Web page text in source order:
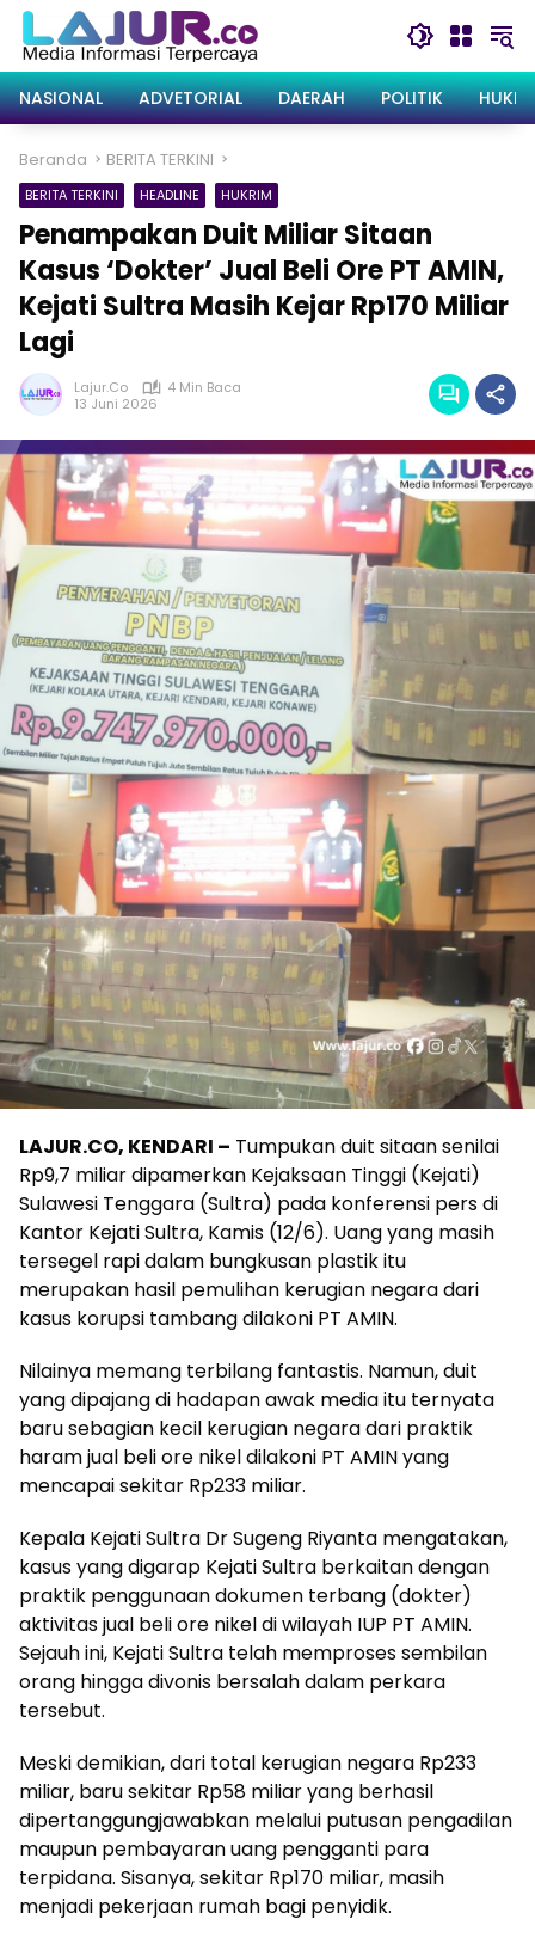
Langsung
konten
NASIONAL
ADVETORIAL DAERAH POLITIK
Beranda BERITA TERKINI
BERITA TERKINI HEADLINE HUKRIM
Penampakan Duit Miliar Sitaan
Kasus ‘Dokter’ Jual Beli Ore PT AMIN,
Kejati Sultra Masih Kejar Rp170 Miliar
Lagi
Lajur.co
4 Min Baca
13 Juni 2026
LAJUR.CO, KENDARI – Tumpukan duit sitaan senilai
Rp9,7 miliar dipamerkan Kejaksaan Tinggi (Kejati)
Sulawesi Tenggara (Sultra) pada konferensi pers di
Kantor Kejati Sultra, Kamis (12/6). Uang yang masih
tersegel rapi dalam bungkusan plastik itu
merupakan hasil pemulihan kerugian negara dari
kasus korupsi tambang dilakoni PT AMIN.
Nilainya memang terbilang fantastis. Namun, duit
yang dipajang di hadapan awak media itu ternyata
baru sebagian kecil kerugian negara dari praktik
haram jual beli ore nikel dilakoni PT AMIN yang
mencapai sekitar Rp233 miliar.
Kepala Kejati Sultra Dr Sugeng Riyanta mengatakan,
kasus yang digarap Kejati Sultra berkaitan dengan
praktik penggunaan dokumen terbang (dokter)
aktivitas jual beli ore nikel di wilayah IUP PT AMIN.
Sejauh ini, Kejati Sultra telah memproses sembilan
orang hingga divonis bersalah dalam perkara
tersebut.
Meski demikian, dari total kerugian negara Rp233
miliar, baru sekitar Rp58 miliar yang berhasil
dipertanggungjawabkan melalui putusan pengadilan
maupun pembayaran uang pengganti para
terpidana. Sisanya, sekitar Rp170 miliar, masih
menjadi pekerjaan rumah bagi penyidik.